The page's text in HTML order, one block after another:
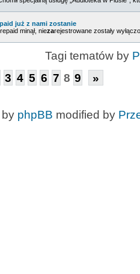
już z nami zostanie
minął, niezarejestrowane zostały
Tagi tematów by
3 4 5 6 7 8 9 »
phpBB modified by